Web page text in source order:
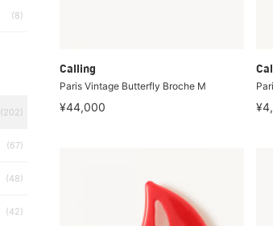
(8)
(202)
(67)
(48)
(42)
Calling
Paris Vintage Butterfly Broche M
¥44,000